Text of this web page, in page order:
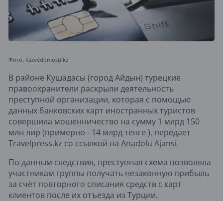
Фото: kazvedomosti.kz
В районе Кушадасы (город Айдын) турецкие
правоохранители раскрыли деятельность
преступной организации, которая с помощью
данных банковских карт иностранных туристов
совершила мошенничество на сумму 1 млрд 150
млн лир (примерно - 14 млрд тенге ), передает
Travelpress.kz со ссылкой на Anadolu Ajansi.
По данным следствия, преступная схема позволяла
участникам группы получать незаконную прибыль
за счёт повторного списания средств с карт
клиентов после их отъезда из Турции.